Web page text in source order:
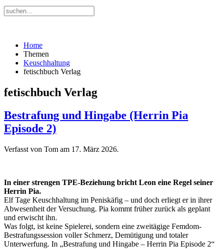
Home
Themen
Keuschhaltung
fetischbuch Verlag
fetischbuch Verlag
Bestrafung und Hingabe (Herrin Pia
Episode 2)
Verfasst von Tom am 17. März 2026.
In einer strengen TPE-Beziehung bricht Leon eine Regel seiner
Herrin Pia.
Elf Tage Keuschhaltung im Peniskäfig – und doch erliegt er in ihrer
Abwesenheit der Versuchung. Pia kommt früher zurück als geplant
und erwischt ihn.
Was folgt, ist keine Spielerei, sondern eine zweitägige Femdom-
Bestrafungssession voller Schmerz, Demütigung und totaler
Unterwerfung. In „Bestrafung und Hingabe – Herrin Pia Episode 2“